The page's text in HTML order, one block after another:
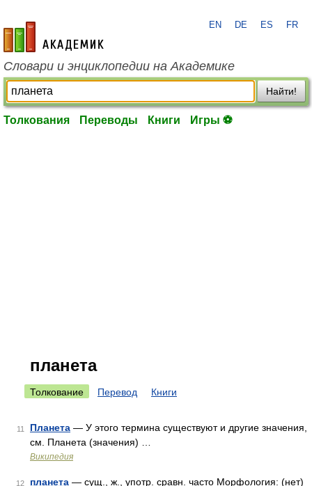
academic.ru
EN DE ES FR
Словари и энциклопедии на Академике
Найти!
Толкования Переводы Книги Игры ⚽
планета
Толкование Перевод Книги
11 Планета — У этого термина существуют и другие значения,
см. Планета (значения) …
Википедия
12 планета — сущ., ж., употр. сравн. часто Морфология: (нет)